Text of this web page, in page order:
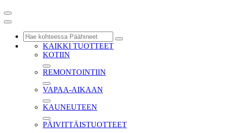
KAIKKI TUOTTEET
KOTIIN
REMONTOINTIIN
VAPAA-AIKAAN
KAUNEUTEEN
PÄIVITTÄISTUOTTEET